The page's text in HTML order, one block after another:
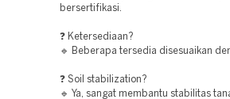
bersertifikasi.
❓ Ketersediaan?
🔹 Beberapa tersedia disesuaikan
❓ Soil stabilization?
🔹 Ya, sangat membantu stabilitas